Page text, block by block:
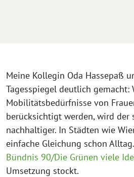
Meine Kollegin Oda Hassepaß
Tagesspiegel deutlich gemacht:
Mobilitätsbedürfnisse von
berücksichtigt werden, wird der
nachhaltiger. In Städten wie
einfache Gleichung schon Alltag.
Bündnis 90/Die Grünen viele
Umsetzung stockt.